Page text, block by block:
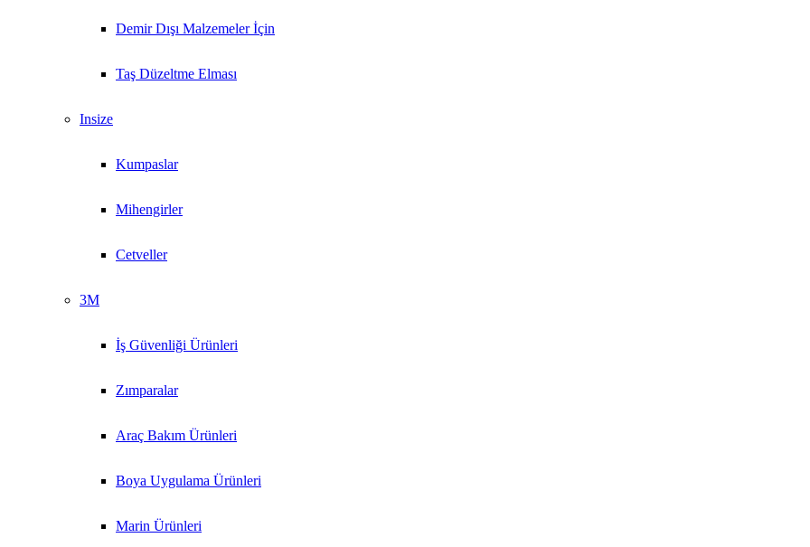
Demir Dışı Malzemeler İçin
Taş Düzeltme Elması
Insize
Kumpaslar
Mihengirler
Cetveller
3M
İş Güvenliği Ürünleri
Zımparalar
Araç Bakım Ürünleri
Boya Uygulama Ürünleri
Marin Ürünleri